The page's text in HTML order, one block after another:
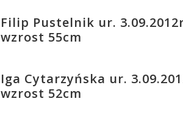
Filip Pustelnik ur.
wzrost 55cm
Iga Cytarzyńska ur.
wzrost 52cm